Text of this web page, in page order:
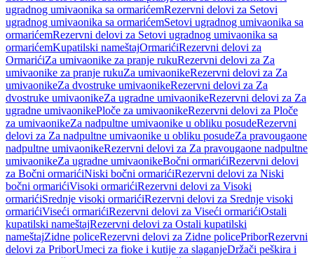
ugradnog umivaonika sa ormarićemRezervni delovi za Setovi
ugradnog umivaonika sa ormarićemSetovi ugradnog umivaonika sa
ormarićemRezervni delovi za Setovi ugradnog umivaonika sa
ormarićemKupatilski nameštajOrmarićiRezervni delovi za
OrmarićiZa umivaonike za pranje rukuRezervni delovi za Za
umivaonike za pranje rukuZa umivaonikeRezervni delovi za Za
umivaonikeZa dvostruke umivaonikeRezervni delovi za Za
dvostruke umivaonikeZa ugradne umivaonikeRezervni delovi za Za
ugradne umivaonikePloče za umivaonikeRezervni delovi za Ploče
za umivaonikeZa nadpultne umivaonike u obliku posudeRezervni
delovi za Za nadpultne umivaonike u obliku posudeZa pravougaone
nadpultne umivaonikeRezervni delovi za Za pravougaone nadpultne
umivaonikeZa ugradne umivaonikeBočni ormarićiRezervni delovi
za Bočni ormarićiNiski bočni ormarićiRezervni delovi za Niski
bočni ormarićiVisoki ormarićiRezervni delovi za Visoki
ormarićiSrednje visoki ormarićiRezervni delovi za Srednje visoki
ormarićiViseći ormarićiRezervni delovi za Viseći ormarićiOstali
kupatilski nameštajRezervni delovi za Ostali kupatilski
nameštajZidne policeRezervni delovi za Zidne policePriborRezervni
delovi za PriborUmeci za fioke i kutije za slaganjeDržači peškira i